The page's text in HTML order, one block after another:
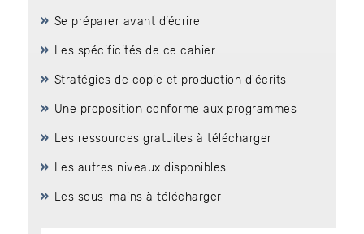
Se préparer avant d’écrire
Les spécificités de ce cahier
Stratégies de copie et production d'écrits
Une proposition conforme aux programmes
Les ressources gratuites à télécharger
Les autres niveaux disponibles
Les sous-mains à télécharger